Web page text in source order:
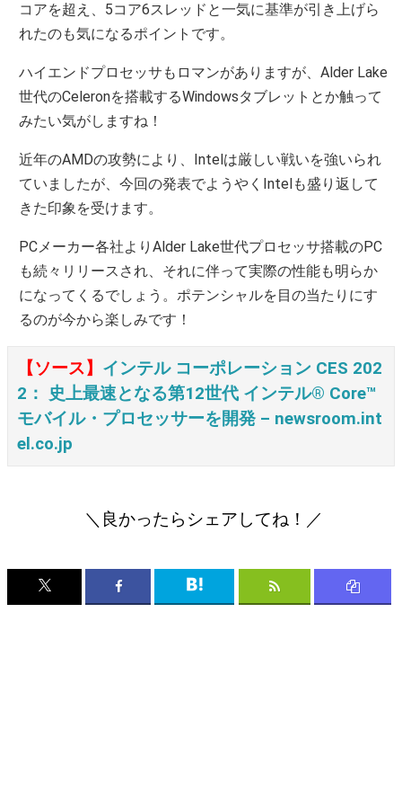
コアを超え、5コア6スレッドと一気に基準が引き上げら
れたのも気になるポイントです。
ハイエンドプロセッサもロマンがありますが、Alder Lake
世代のCeleronを搭載するWindowsタブレットとか触って
みたい気がしますね！
近年のAMDの攻勢により、Intelは厳しい戦いを強いられ
ていましたが、今回の発表でようやくIntelも盛り返して
きた印象を受けます。
PCメーカー各社よりAlder Lake世代プロセッサ搭載のPC
も続々リリースされ、それに伴って実際の性能も明らか
になってくるでしょう。ポテンシャルを目の当たりにす
るのが今から楽しみです！
【ソース】 インテル コーポレーション CES 202
2： 史上最速となる第12世代 インテル® Core™
モバイル・プロセッサーを開発 – newsroom.int
el.co.jp
＼良かったらシェアしてね！／